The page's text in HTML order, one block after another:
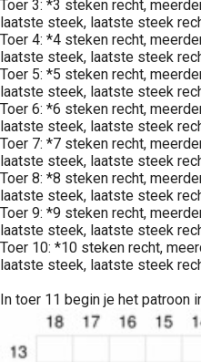
Toer 3: *3 steken recht,
laatste steek, laatste steek
Toer 4: *4 steken recht,
laatste steek, laatste steek
Toer 5: *5 steken recht,
laatste steek, laatste steek
Toer 6: *6 steken recht,
laatste steek, laatste steek
Toer 7: *7 steken recht,
laatste steek, laatste steek
Toer 8: *8 steken recht,
laatste steek, laatste steek
Toer 9: *9 steken recht,
laatste steek, laatste steek
Toer 10: *10 steken recht,
laatste steek, laatste steek
In toer 11 begin je het patroon